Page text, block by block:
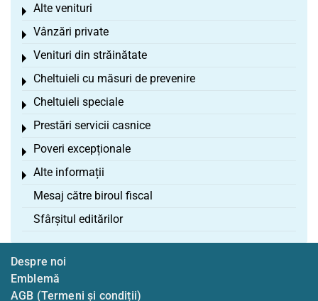
Alte venituri
Toggle menu
Vânzări private
Toggle menu
Venituri din străinătate
Toggle menu
Cheltuieli cu măsuri de prevenire
Toggle menu
Cheltuieli speciale
Toggle menu
Prestări servicii casnice
Toggle menu
Poveri excepționale
Toggle menu
Alte informații
Toggle menu
Mesaj către biroul fiscal
Sfârșitul editărilor
Despre noi
Emblemă
AGB (Termeni și condiții)